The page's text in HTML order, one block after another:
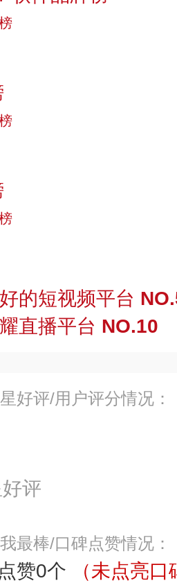
的短视频平台
直播平台 NO.10
好评/用户评分情况：
评
最棒/口碑点赞情况：
赞0个
（未点亮